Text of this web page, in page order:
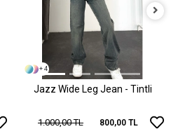
+ 4
Jazz Wide Leg Jean - Tintli
1.000,00 TL 800,00 TL